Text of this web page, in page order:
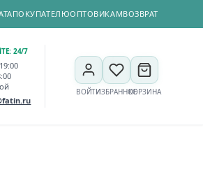
ПОКУПАТЕЛЮОПТОВИКАМВОЗВРАТ
24/7
ВОЙТИИЗБРАННОЕКОРЗИНА